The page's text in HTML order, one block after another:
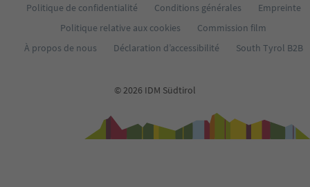
Politique de confidentialité
Conditions générales
Empreinte
Politique relative aux cookies
Commission film
À propos de nous
Déclaration d’accessibilité South Tyrol B2B
© 2026 IDM Südtirol